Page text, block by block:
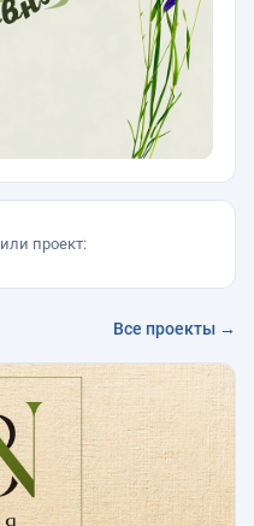
проект:
Все проекты →